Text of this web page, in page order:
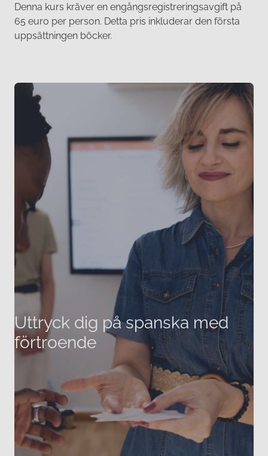
Denna kurs kräver en engångsregistreringsavgift på
65 euro per person. Detta pris inkluderar den första
uppsättningen böcker.
Uttryck dig på spanska med
förtroende